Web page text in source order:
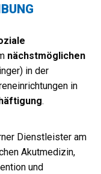
nächstmöglichen
in der
in
.
Dienstleister am
Akutmedizin,
und